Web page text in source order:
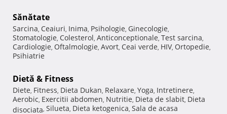
Sănătate
Sarcina, Ceaiuri, Inima, Psihologie, Ginecologie,
Stomatologie, Colesterol, Anticonceptionale, Test sarcina,
Cardiologie, Oftalmologie, Avort, Ceai verde, HIV, Ortopedie,
Psihiatrie
Dietă & Fitness
Diete, Fitness, Dieta Dukan, Relaxare, Yoga, Intretinere,
Aerobic, Exercitii abdomen, Nutritie, Dieta de slabit, Dieta
disociata, Silueta, Dieta ketogenica, Sala de acasa